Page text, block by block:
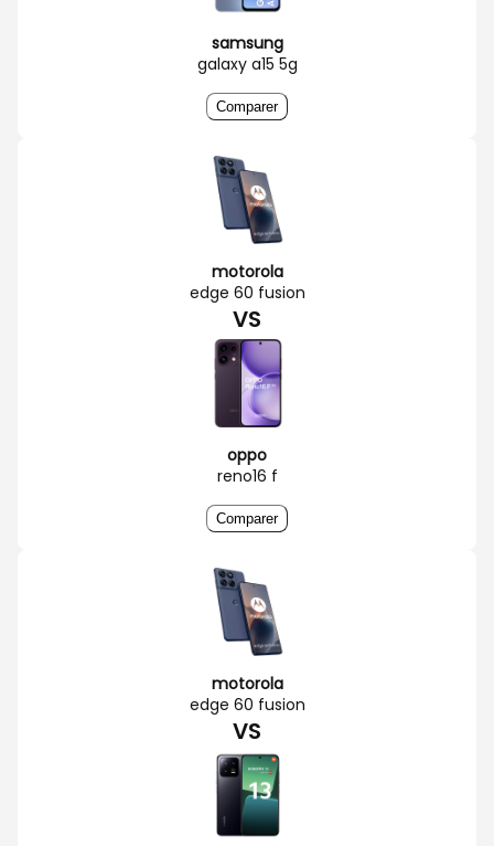
samsung
galaxy a15 5g
Comparer
motorola
edge 60 fusion
VS
oppo
reno16 f
Comparer
motorola
edge 60 fusion
VS